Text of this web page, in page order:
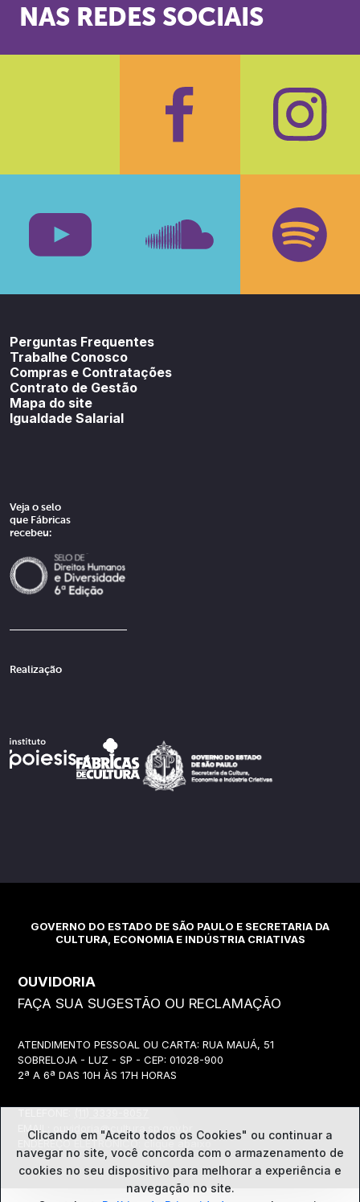
NAS REDES SOCIAIS
Facebook
Perguntas Frequentes
Trabalhe Conosco
Compras e Contratações
Contrato de Gestão
Mapa do site
Igualdade Salarial
Veja o selo
que Fábricas
recebeu:
Realização
GOVERNO DO ESTADO DE SÃO PAULO E SECRETARIA DA
CULTURA, ECONOMIA E INDÚSTRIA CRIATIVAS
OUVIDORIA
FAÇA SUA SUGESTÃO OU RECLAMAÇÃO
ATENDIMENTO PESSOAL OU CARTA: RUA MAUÁ, 51
SOBRELOJA - LUZ - SP - CEP: 01028-900
2ª A 6ª DAS 10H ÀS 17H HORAS
EMAIL:
ouvidoria@cultura.sp.gov.br
ENDEREÇO ELETRÔNICO: clique abaixo
Clicando em "Aceito todos os Cookies" ou continuar a
navegar no site, você concorda com o armazenamento de
cookies no seu dispositivo para melhorar a experiência e
navegação no site.